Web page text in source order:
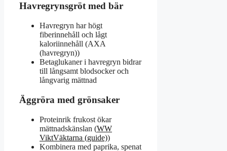
Havregrynsgröt med bär
Havregryn har högt
fiberinnehåll och lågt
kaloriinnehåll (AXA
(havregryn))
Betaglukaner i havregryn bidrar
till långsamt blodsocker och
långvarig mättnad
Äggröra med grönsaker
Proteinrik frukost ökar
mättnadskänslan (WW
ViktVäktarna (guide))
Kombinera med paprika, spenat